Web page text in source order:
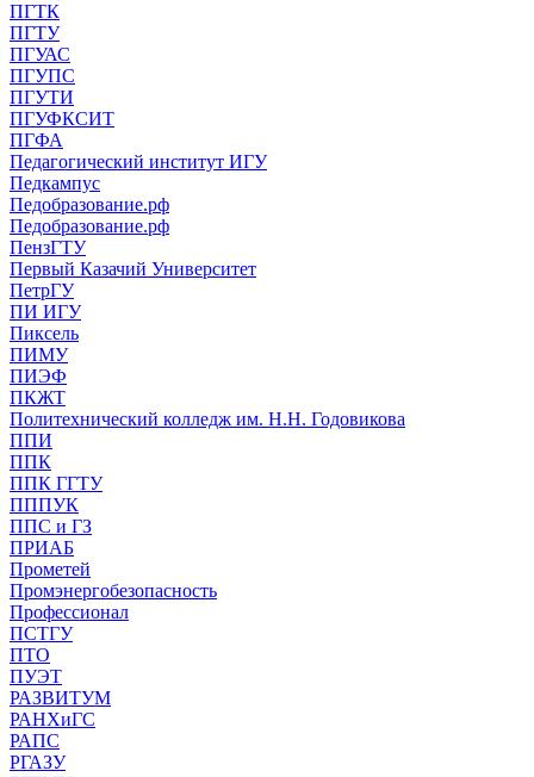
ПГТК
ПГТУ
ПГУАС
ПГУПС
ПГУТИ
ПГУФКСИТ
ПГФА
Педагогический институт ИГУ
Педкампус
Педобразование.рф
Педобразование.рф
ПензГТУ
Первый Казачий Университет
ПетрГУ
ПИ ИГУ
Пиксель
ПИМУ
ПИЭФ
ПКЖТ
Политехнический колледж им. Н.Н. Годовикова
ППИ
ППК
ППК ГГТУ
ПППУК
ППС и ГЗ
ПРИАБ
Прометей
Промэнергобезопасность
Профессионал
ПСТГУ
ПТО
ПУЭТ
РАЗВИТУМ
РАНХиГС
РАПС
РГАЗУ